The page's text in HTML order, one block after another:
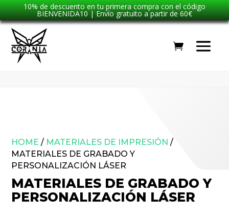
10% de descuento en tu primera compra con el código
BIENVENIDA10 | Envío gratuito a partir de 60€
HOME / MATERIALES DE IMPRESIÓN /
MATERIALES DE GRABADO Y
PERSONALIZACIÓN LÁSER
MATERIALES DE GRABADO Y
PERSONALIZACIÓN LÁSER